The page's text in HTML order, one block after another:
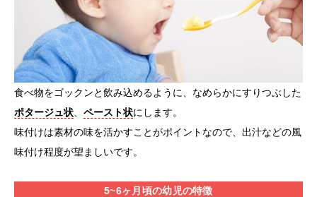
食べ物をゴックンと飲み込めるように、なめらかにすりつぶした
ポタージュ状
ペースト状にします。
味付けは素材の味を活かすことがポイントなので、出汁などの風
味付け程度が望ましいです。
5~6ヶ月頃の幼児の特徴